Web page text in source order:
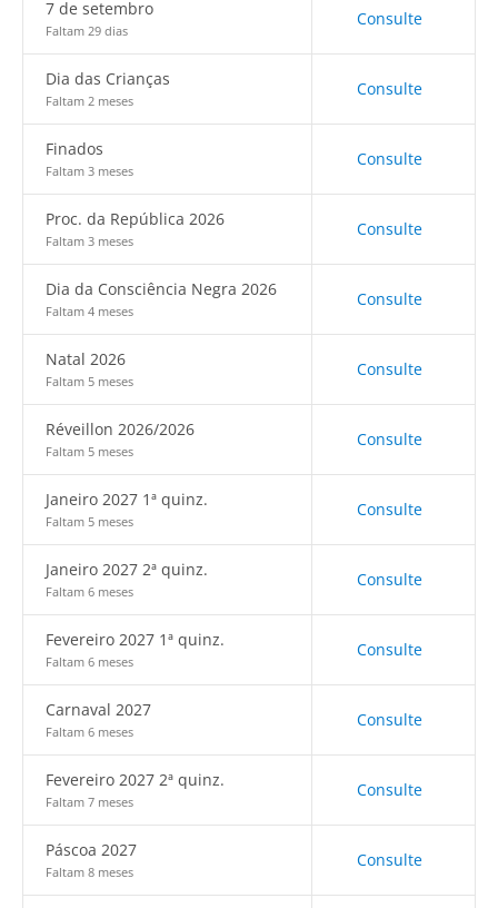
7 de setembro
Faltam 29 dias
Consulte
Dia das Crianças
Faltam 2 meses
Consulte
Finados
Faltam 3 meses
Consulte
Proc. da República 2026
Faltam 3 meses
Consulte
Dia da Consciência Negra 2026
Faltam 4 meses
Consulte
Natal 2026
Faltam 5 meses
Consulte
Réveillon 2026/2026
Faltam 5 meses
Consulte
Janeiro 2027 1ª quinz.
Faltam 5 meses
Consulte
Janeiro 2027 2ª quinz.
Faltam 6 meses
Consulte
Fevereiro 2027 1ª quinz.
Faltam 6 meses
Consulte
Carnaval 2027
Faltam 6 meses
Consulte
Fevereiro 2027 2ª quinz.
Faltam 7 meses
Consulte
Páscoa 2027
Faltam 8 meses
Consulte